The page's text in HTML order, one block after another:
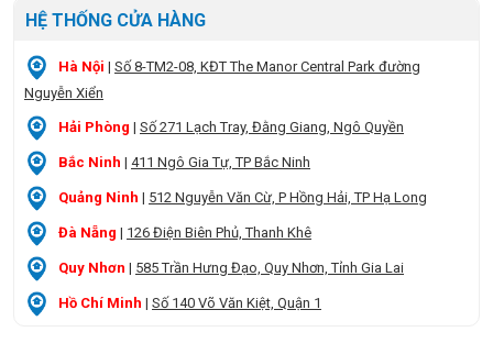
HỆ THỐNG CỬA HÀNG
Hà Nội | Số 8-TM2-08, KĐT The Manor Central Park đường
Nguyễn Xiển
Hải Phòng | Số 271 Lạch Tray, Đằng Giang, Ngô Quyền
Bắc Ninh | 411 Ngô Gia Tự, TP Bắc Ninh
Quảng Ninh | 512 Nguyễn Văn Cừ, P Hồng Hải, TP Hạ Long
Đà Nẵng | 126 Điện Biên Phủ, Thanh Khê
Quy Nhơn | 585 Trần Hưng Đạo, Quy Nhơn, Tỉnh Gia Lai
Hồ Chí Minh | Số 140 Võ Văn Kiệt, Quận 1